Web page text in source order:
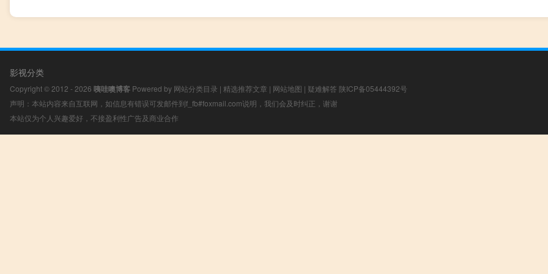
影视分类
Copyright © 2012 - 2026 咦哇噢博客 Powered by 网站分类目录 | 精选推荐文章 | 网站地图 | 疑难解答 陕ICP备05444392号
声明：本站内容来自互联网，如信息有错误可发邮件到f_fb#foxmail.com说明，我们会及时纠正，谢谢
本站仅为个人兴趣爱好，不接盈利性广告及商业合作